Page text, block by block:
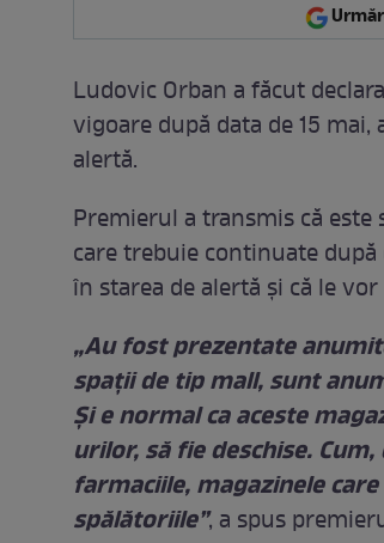
Ludovic Orban a făcut
vigoare după data de 15
alertă.
Premierul a transmis că
care trebuie continuate după
în starea de alertă și că le vor
„Au fost prezentate
spații de tip mall, sunt
Și e normal ca aceste
urilor, să fie deschise.
farmaciile, magazinele
spălătoriile”, a spus